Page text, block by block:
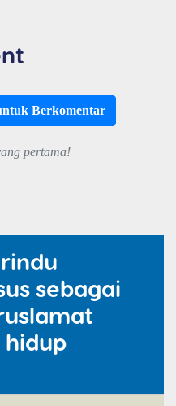
Berkomentar
pertama!
sebagai